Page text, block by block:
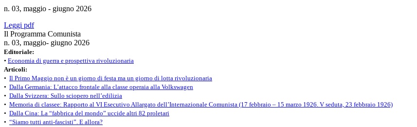
n. 03, maggio - giugno 2026
Leggi pdf
Il Programma Comunista
n. 03, maggio- giugno 2026
Editoriale:
• Economia di guerra e prospettiva rivoluzionaria
Articoli:
• Il Primo Maggio non è un giorno di festa ma un giorno di lotta rivoluzionaria
• Dalla Germania: L’attacco frontale alla classe operaia alla Volkswagen
• Dalla Svizzera: Sullo sciopero nell’edilizia
• Memoria di classee: Rapporto al VI Esecutivo Allargato dell’Internazionale Comunista (17 febbraio – 15 marzo 1926. V seduta, 23 febbraio 1926)
• Dalla Cina: La “fabbrica del mondo” uccide altri 82 proletari
• “Siamo tutti anti-fascisti”. E allora?